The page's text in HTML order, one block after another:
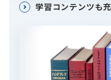
学習コンテンツも